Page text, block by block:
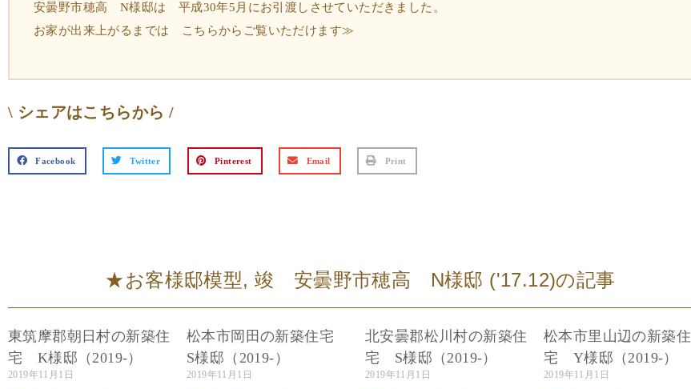
安曇野市穂高 N様邸は 平成30年5月にお引渡しさせていただきました。
お家が出来上がるまでは
こちらからご覧いただけます≫
\ シェアはこちらから /
Facebook Twitter Pinterest Email Print
★お客様邸模型, 竣 安曇野市穂高 N様邸 ('17.12)の記事
東筑摩郡朝日村の新築住
宅 K様邸（2019-）
2019年11月1日
松本市岡田の新築住宅
S様邸（2019-）
2019年11月1日
北安曇郡松川村の新築住
宅 S様邸（2019-）
2019年11月1日
松本市里山辺の新築住
宅 Y様邸（2019-）
2019年11月1日